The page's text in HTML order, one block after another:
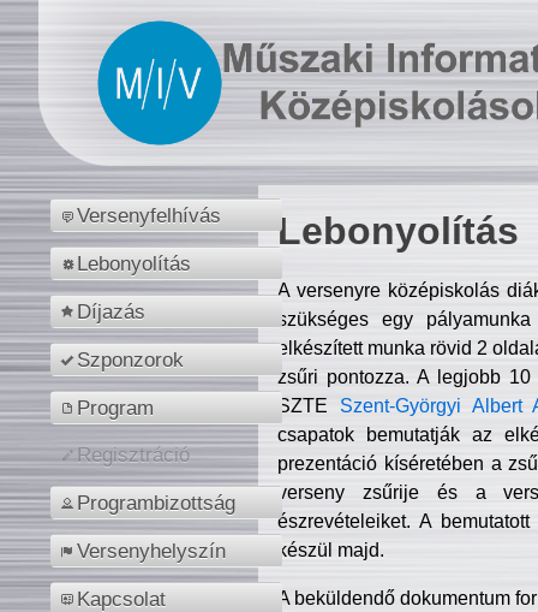
Versenyfelhívás
Lebonyolítás
Díjazás
Szponzorok
Program
Regisztráció
Programbizottság
Versenyhelyszín
Kapcsolat
Lebonyolítás
A versenyre középiskolás
szükséges egy
elkészített munka rövid 2
zsűri pontozza. A legjobb
SZTE Szent-Györgyi Albert
csapatok bemutatják az
prezentáció kíséretében a
verseny zsűrije és a
észrevételeiket. A
készül majd.
A beküldendő dokumentum